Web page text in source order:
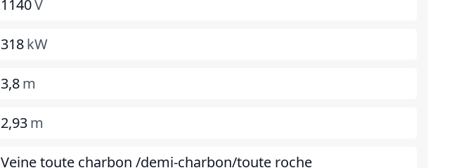
1140V
318kW
3,8m
2,93m
Veine toute charbon /demi-charbon/toute roche